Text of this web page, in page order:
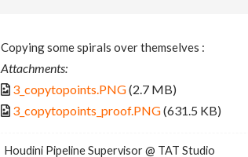
Copying some spirals over themselves :
Attachments:
3_copytopoints.PNG(2.7 MB)
3_copytopoints_proof.PNG(631.5 KB)
Houdini Pipeline Supervisor @ TAT Studio